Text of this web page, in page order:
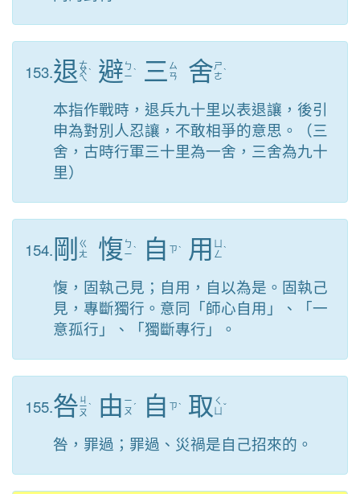
153.退ㄊ
ㄨ
ㄟ
ˋ 避 ㄅ
ㄧˋ 三 ㄙ
ㄢ
舍ㄕ
ㄜˋ
本指作戰時，退兵九十里以表退讓，後引
申為對別人忍讓，不敢相爭的意思。（三
舍，古時行軍三十里為一舍，三舍為九十
里）
154. 剛
ㄍ
ㄤ
愎 ㄅ
ㄧˋ 自 ㄗˋ 用 ㄥ ˋ
愎，固執己見；自用，自以為是。固執己
見，專斷獨行。意同「師心自用」、「一
意孤行」、「獨斷專行」。
155.咎 ㄐ
ㄧ
ㄡ
ˋ 由 ㄧ
ㄡ ˊ 自 ㄗˋ 取 ㄑ
ˇ
咎，罪過；罪過、災禍是自己招來的。